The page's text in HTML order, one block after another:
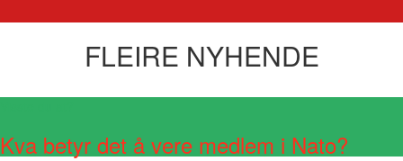
FLEIRE NYHENDE
Kva betyr det å vere medlem i Nato?